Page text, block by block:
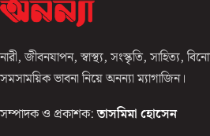
নারী, জীবনযাপন, স্বাস্থ্য, সংস্কৃতি, সাহিত্য,
সমসাময়িক ভাবনা নিয়ে অনন্যা ম্যাগাজিন।
সম্পাদক ও প্রকাশক: তাসমিমা হোসেন